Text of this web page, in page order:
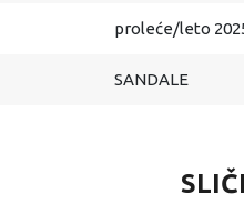
proleće/leto
SANDALE